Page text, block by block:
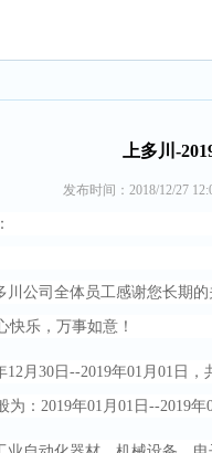
上多川-
发布时间：2018/12/27
公司全体员工感谢您长期的
快乐，万事如意！
月30日--2019年01月01日，
：2019年01月01日--2019年